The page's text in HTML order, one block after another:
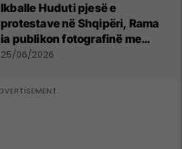
Ikballe Huduti pjesë e
protestave në Shqipëri, Rama
ia publikon fotografinë me
Ahmadinejadin e Iranit
25/06/2026